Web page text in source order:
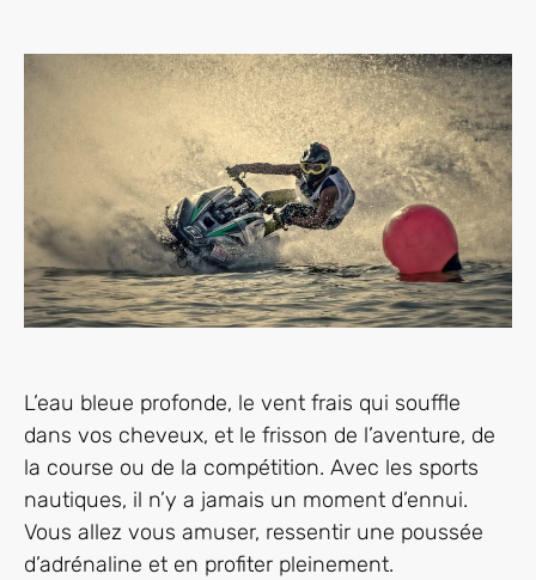
L’eau bleue profonde, le vent frais qui souffle
dans vos cheveux, et le frisson de l’aventure, de
la course ou de la compétition. Avec les sports
nautiques, il n’y a jamais un moment d’ennui.
Vous allez vous amuser, ressentir une poussée
d’adrénaline et en profiter pleinement.